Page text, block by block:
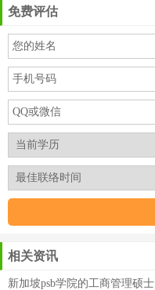
免费评估
相关资讯
新加坡psb学院的工商管理硕士